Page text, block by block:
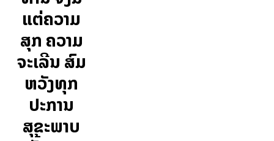
ແຕ່ຄວາມ
ສຸກ ຄວາມ
ຈະເລີນ ສົມ
ຫວັງທຸກ
ປະການ
ສຸຂະພາບ